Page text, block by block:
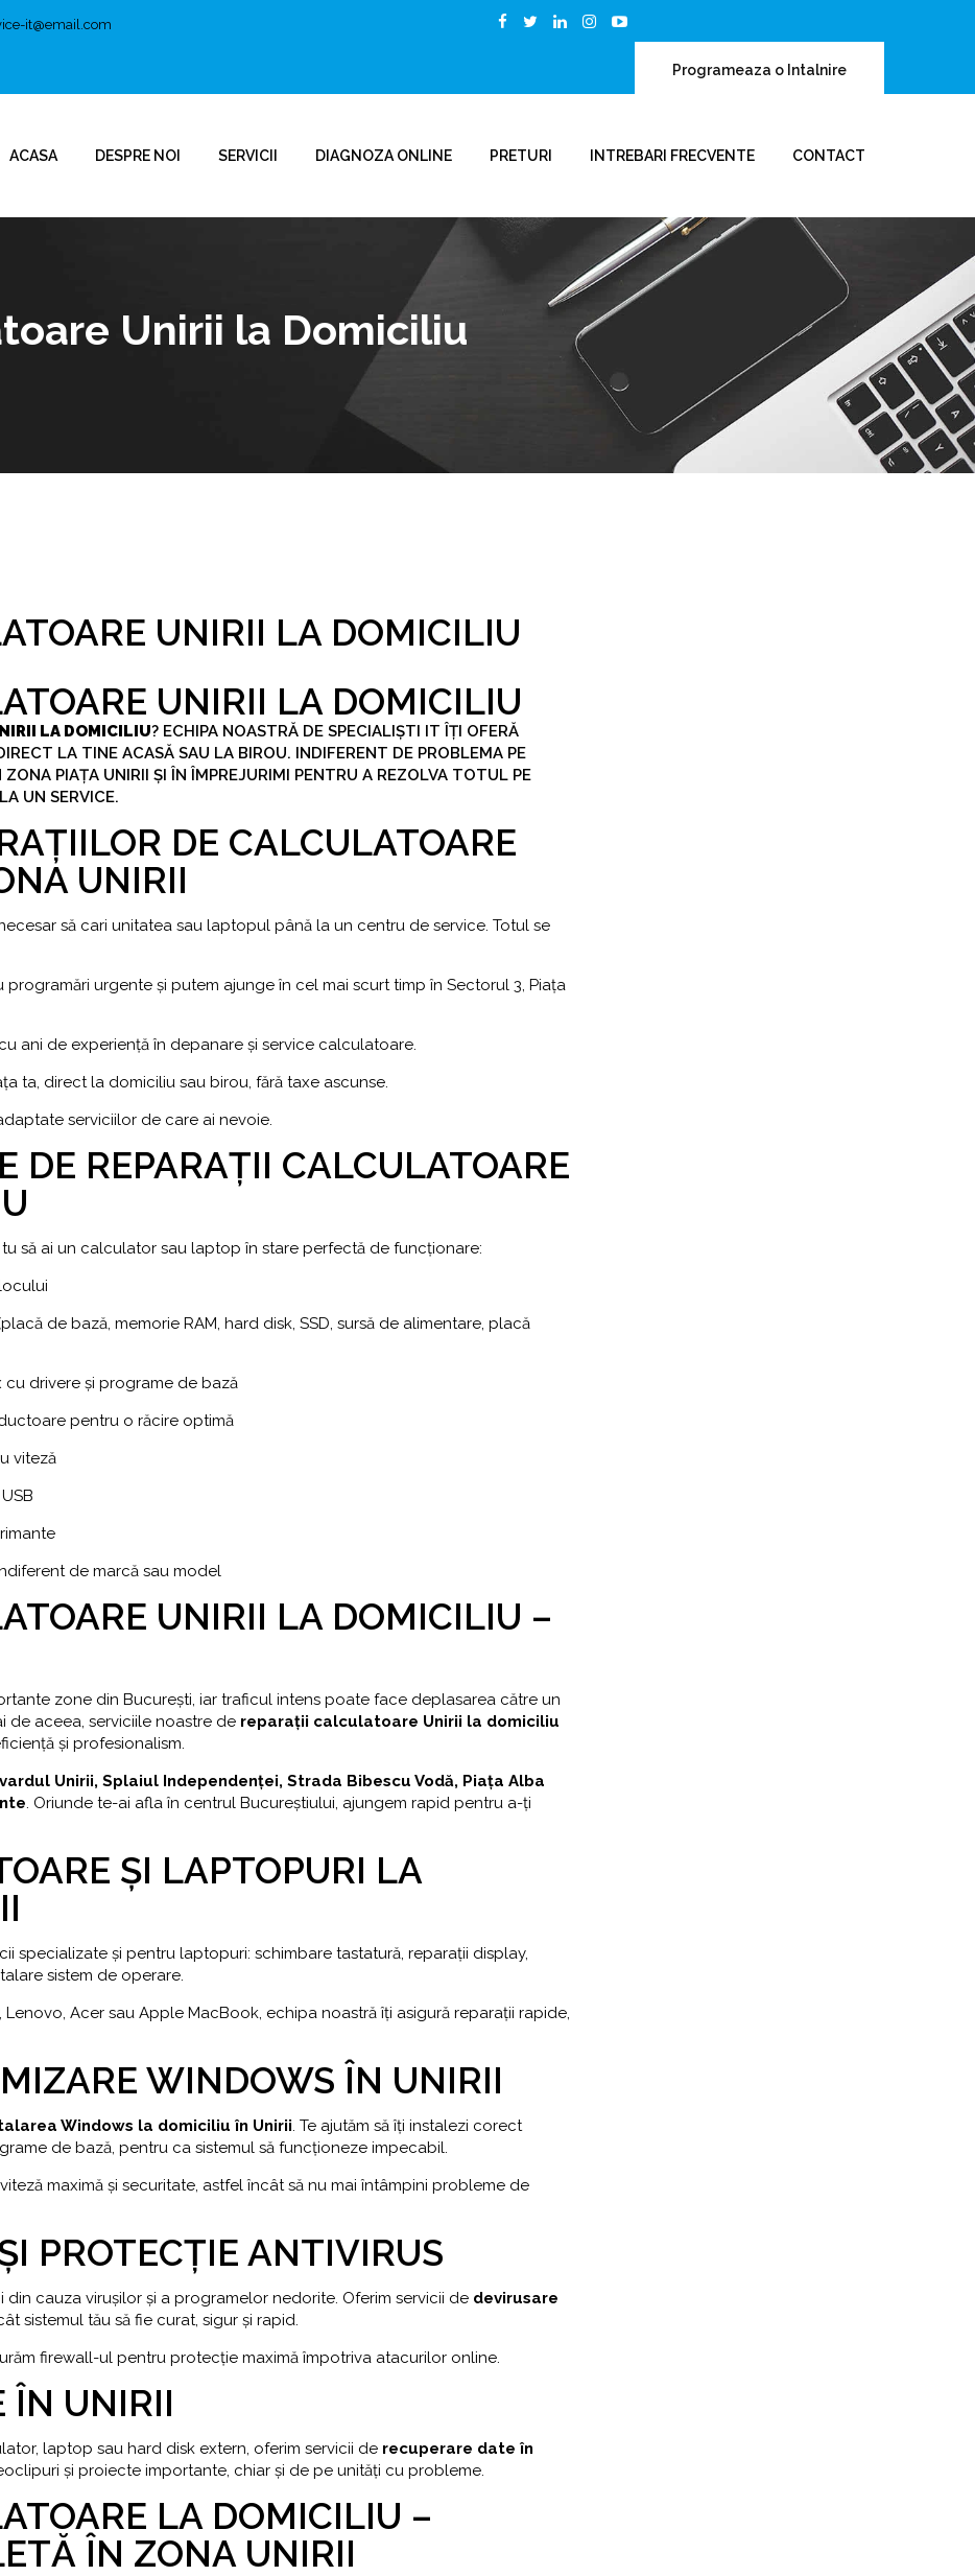
it@email.com
Programeaza o Intalnire
ACASA DESPRE NOI SERVICII DIAGNOZA ONLINE PRETURI INTREBARI FRECVENTE CONTACT
Unirii la Domiciliu
UNIRII LA DOMICILIU
UNIRII LA DOMICILIU
LA DOMICILIU? ECHIPA NOASTRĂ DE SPECIALIȘTI IT ÎȚI OFERĂ
LA TINE ACASĂ SAU LA BIROU. INDIFERENT DE PROBLEMA PE
PIAȚA UNIRII ȘI ÎN ÎMPREJURIMI PENTRU A REZOLVA TOTUL PE
UN SERVICE.
DE CALCULATOARE
UNIRII
să cari unitatea sau laptopul până la un centru de service. Totul se
urgente și putem ajunge în cel mai scurt timp în Sectorul 3, Piața
ani de experiență în depanare și service calculatoare.
ta, direct la domiciliu sau birou, fără taxe ascunse.
serviciilor de care ai nevoie.
DE REPARAȚII CALCULATOARE
să ai un calculator sau laptop în stare perfectă de funcționare:
de bază, memorie RAM, hard disk, SSD, sursă de alimentare, placă
cu drivere și programe de bază
pentru o răcire optimă
viteză
de marcă sau model
UNIRII LA DOMICILIU –
zone din București, iar traficul intens poate face deplasarea către un
de aceea, serviciile noastre de reparații calculatoare Unirii la domiciliu
și profesionalism.
Unirii, Splaiul Independenței, Strada Bibescu Vodă, Piața Alba
. Oriunde te-ai afla în centrul Bucureștiului, ajungem rapid pentru a-ți
ȘI LAPTOPURI LA
specializate și pentru laptopuri: schimbare tastatură, reparații display,
sistem de operare.
Acer sau Apple MacBook, echipa noastră îți asigură reparații rapide,
WINDOWS ÎN UNIRII
Windows la domiciliu în Unirii. Te ajutăm să îți instalezi corect
de bază, pentru ca sistemul să funcționeze impecabil.
maximă și securitate, astfel încât să nu mai întâmpini probleme de
PROTECȚIE ANTIVIRUS
cauza virușilor și a programelor nedorite. Oferim servicii de devirusare
sistemul tău să fie curat, sigur și rapid.
firewall-ul pentru protecție maximă împotriva atacurilor online.
ÎN UNIRII
laptop sau hard disk extern, oferim servicii de recuperare date în
și proiecte importante, chiar și de pe unități cu probleme.
LA DOMICILIU –
ÎN ZONA UNIRII